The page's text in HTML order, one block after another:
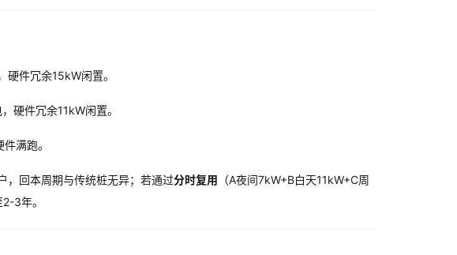
件冗余15kW闲置。
硬件冗余11kW闲置。
满跑。
回本周期与传统桩无异；若通过分时复用 （A夜间7kW+B白天11kW+C周
3年。